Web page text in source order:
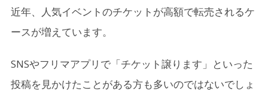
近年、人気イベントのチケットが高額で転売されるケ
ースが増えています。
SNSやフリマアプリで「チケット譲ります」といった
投稿を見かけたことがある方も多いのではないでしょ